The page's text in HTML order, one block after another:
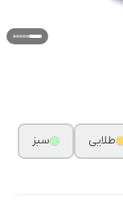
طلایی سبز